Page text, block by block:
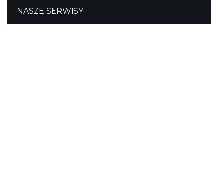
NASZE SERWISY